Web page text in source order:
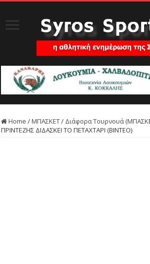
Home /ΜΠΑΣΚΕΤ/ Διάφορα Τουρνουά
ΠΡΙΝΤΕΖΗΣ ΔΙΔΑΣΚΕΙ ΤΟ ΠΕΤΑΧΤΑΡΙ (ΒΙΝΤΕΟ)